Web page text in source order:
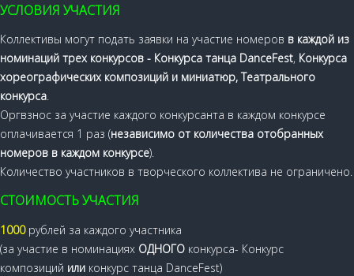
УСЛОВИЯ УЧАСТИЯ
Коллективы могут подать заявки на участие номеров в каждой из
номинаций трех конкурсов - Конкурса танца DanceFest, Конкурса
хореографических композиций и миниатюр, Театрального
конкурса
Оргвзнос за участие каждого конкурсанта в каждом конкурсе
оплачивается 1 раз (независимо от количества отобранных
номеров в каждом конкурсе).
Количество участников в творческого коллектива не ограничено.
СТОИМОСТЬ УЧАСТИЯ
1000 рублей за каждого участника
(за участие в номинациях ОДНОГО конкурса- Конкурс
композиций или конкурс танца DanceFest)